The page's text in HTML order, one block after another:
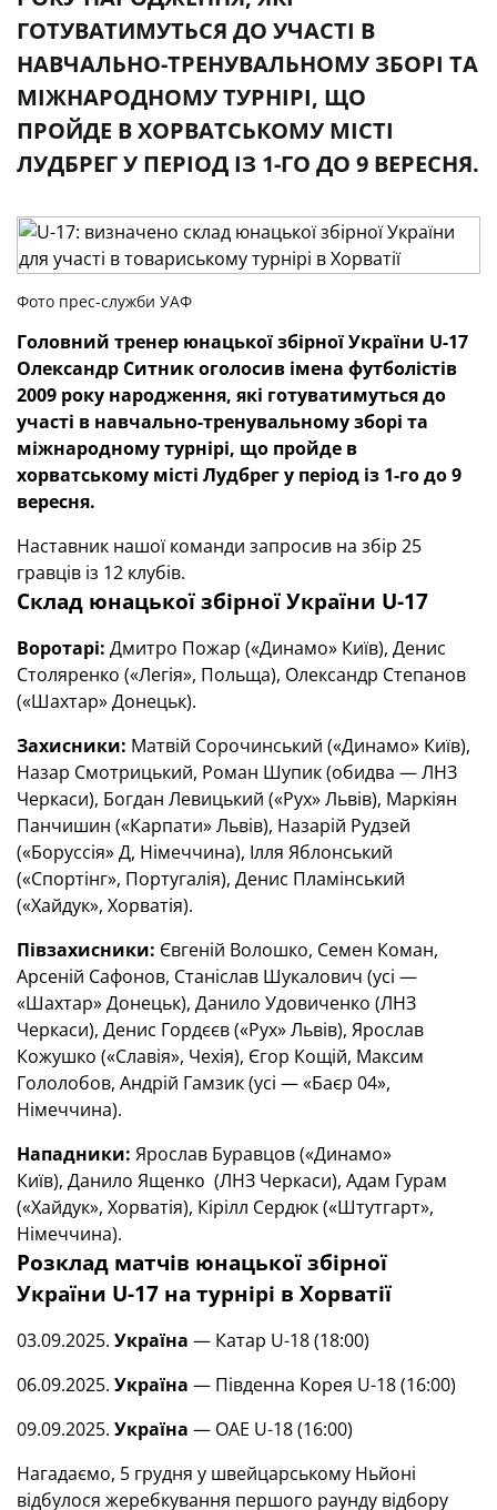
ГОТУВАТИМУТЬСЯ ДО УЧАСТІ В
НАВЧАЛЬНО-ТРЕНУВАЛЬНОМУ ЗБОРІ ТА
МІЖНАРОДНОМУ ТУРНІРІ, ЩО
ПРОЙДЕ В ХОРВАТСЬКОМУ МІСТІ
ЛУДБРЕГ У ПЕРІОД ІЗ 1-ГО ДО 9 ВЕРЕСНЯ.
Фото прес-служби УАФ
Головний тренер юнацької збірної України U-17
Олександр Ситник оголосив імена футболістів
2009 року народження, які готуватимуться до
участі в навчально-тренувальному зборі та
міжнародному турнірі, що пройде в
хорватському місті Лудбрег у період із 1-го до 9
вересня.
Наставник нашої команди запросив на збір 25
гравців із 12 клубів.
Склад юнацької збірної України U-17
Воротарі: Дмитро Пожар («Динамо» Київ), Денис
Столяренко («Легія», Польща), Олександр Степанов
(«Шахтар» Донецьк).
Захисники: Матвій Сорочинський («Динамо» Київ),
Назар Смотрицький, Роман Шупик (обидва — ЛНЗ
Черкаси), Богдан Левицький («Рух» Львів), Маркіян
Панчишин («Карпати» Львів), Назарій Рудзей
(«Боруссія» Д, Німеччина), Ілля Яблонський
(«Спортінг», Португалія), Денис Пламінський
(«Хайдук», Хорватія).
Півзахисники: Євгеній Волошко, Семен Коман,
Арсеній Сафонов, Станіслав Шукалович (усі —
«Шахтар» Донецьк), Данило Удовиченко (ЛНЗ
Черкаси), Денис Гордєєв («Рух» Львів), Ярослав
Кожушко («Славія», Чехія), Єгор Кощій, Максим
Гололобов, Андрій Гамзик (усі — «Баєр 04»,
Німеччина).
Нападники: Ярослав Буравцов («Динамо»
Київ), Данило Ященко (ЛНЗ Черкаси), Адам Гурам
(«Хайдук», Хорватія), Кірілл Сердюк («Штутгарт»,
Німеччина).
Розклад матчів юнацької збірної
України U-17 на турнірі в Хорватії
03.09.2025. Україна — Катар U-18 (18:00)
06.09.2025. Україна — Південна Корея U-18 (16:00)
09.09.2025. Україна — ОАЕ U-18 (16:00)
Нагадаємо, 5 грудня у швейцарському Ньйоні
відбулося жеребкування першого раунду відбору